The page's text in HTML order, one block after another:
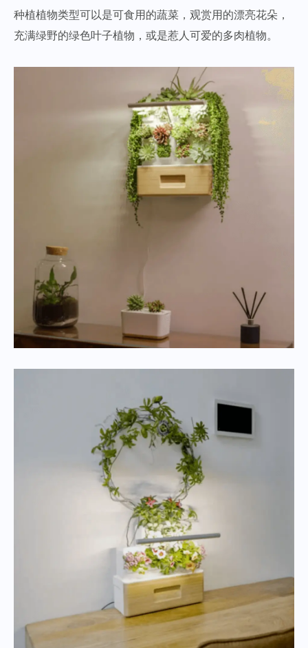
种植植物类型可以是可食用的蔬菜，观赏用的漂亮花朵，
充满绿野的绿色叶子植物，或是惹人可爱的多肉植物。